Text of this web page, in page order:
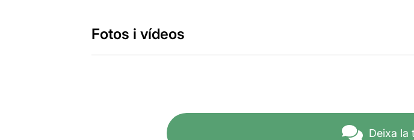
Fotos i vídeos
Deixa la